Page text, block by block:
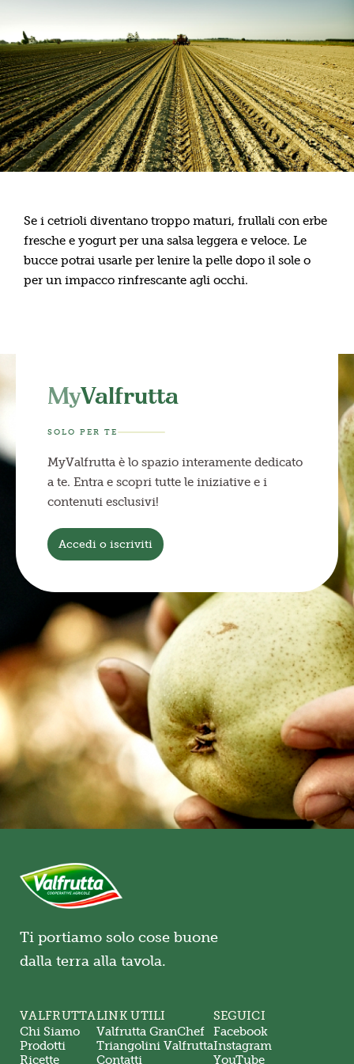
Se i cetrioli diventano troppo maturi, frullali con erbe
fresche e yogurt per una salsa leggera e veloce. Le
bucce potrai usarle per lenire la pelle dopo il sole o
per un impacco rinfrescante agli occhi.
MyValfrutta
SOLO PER TE
MyValfrutta è lo spazio interamente dedicato
a te. Entra e scopri tutte le iniziative e i
contenuti esclusivi!
Accedi o iscriviti
Ti portiamo solo cose buone
dalla terra alla tavola.
VALFRUTTA
Chi Siamo
Prodotti
Ricette
LINK UTILI
Valfrutta GranChef
Triangolini Valfrutta
Contatti
SEGUICI
Facebook
Instagram
YouTube